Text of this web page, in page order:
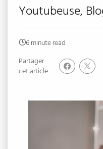
Youtubeuse,
6 minute read
Partager
cet article